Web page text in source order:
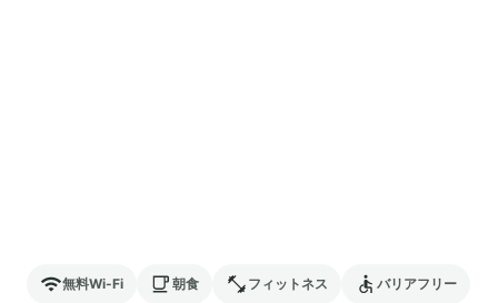
無料Wi-Fi 朝食 フィットネス バリアフリー